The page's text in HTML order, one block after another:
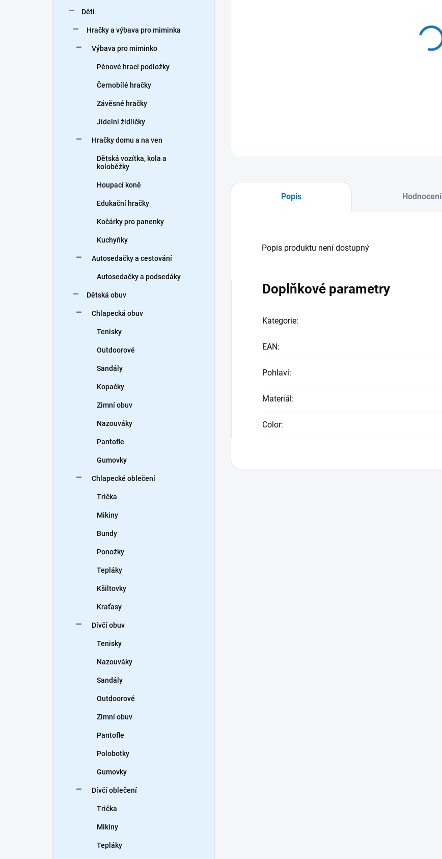
Děti
Hračky a výbava pro miminka
Výbava pro miminko
Pěnové hrací podložky
Černobílé hračky
Závěsné hračky
Jídelní židličky
Hračky domu a na ven
Dětská vozítka, kola a
koloběžky
Houpací koně
Edukační hračky
Kočárky pro panenky
Kuchyňky
Autosedačky a cestování
Autosedačky a podsedáky
Dětská obuv
Chlapecká obuv
Tenisky
Outdoorové
Sandály
Kopačky
Zimní obuv
Nazouváky
Pantofle
Gumovky
Chlapecké oblečení
Trička
Mikiny
Bundy
Ponožky
Tepláky
Kšiltovky
Kraťasy
Dívčí obuv
Tenisky
Nazouváky
Sandály
Outdoorové
Zimní obuv
Pantofle
Polobotky
Gumovky
Dívčí oblečení
Trička
Mikiny
Tepláky
Popis Hodnocení
Popis produktu není dostupný
Doplňkové parametry
Kategorie:
EAN:
Pohlaví:
Materiál:
Color: